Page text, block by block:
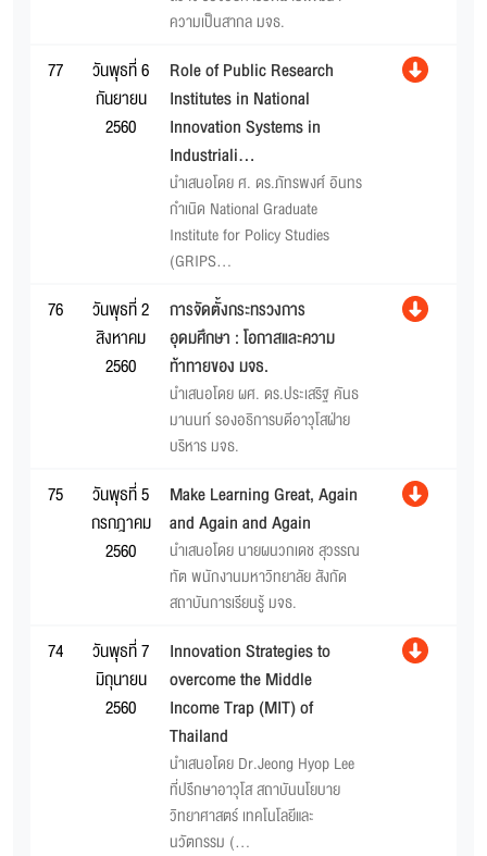
ความเป็นสากล มจธ.
77
วันพุธที่ 6
กันยายน
2560
Role of Public Research
Institutes in National
Innovation Systems in
Industriali...
นำเสนอโดย ศ. ดร.ภัทรพงศ์ อินทร
กำเนิด National Graduate
Institute for Policy Studies
(GRIPS...
76
วันพุธที่ 2
สิงหาคม
2560
การจัดตั้งกระทรวงการ
อุดมศึกษา : โอกาสและความ
ท้าทายของ มจธ.
นำเสนอโดย ผศ. ดร.ประเสริฐ คันธ
มานนท์ รองอธิการบดีอาวุโสฝ่าย
บริหาร มจธ.
75
วันพุธที่ 5
กรกฎาคม
2560
Make Learning Great, Again
and Again and Again
นำเสนอโดย นายผนวกเดช สุวรรณ
ทัต พนักงานมหาวิทยาลัย สังกัด
สถาบันการเรียนรู้ มจธ.
74
วันพุธที่ 7
มิถุนายน
2560
Innovation Strategies to
overcome the Middle
Income Trap (MIT) of
Thailand
นำเสนอโดย Dr.Jeong Hyop Lee
ที่ปรึกษาอาวุโส สถาบันนโยบาย
วิทยาศาสตร์ เทคโนโลยีและ
นวัตกรรม (...